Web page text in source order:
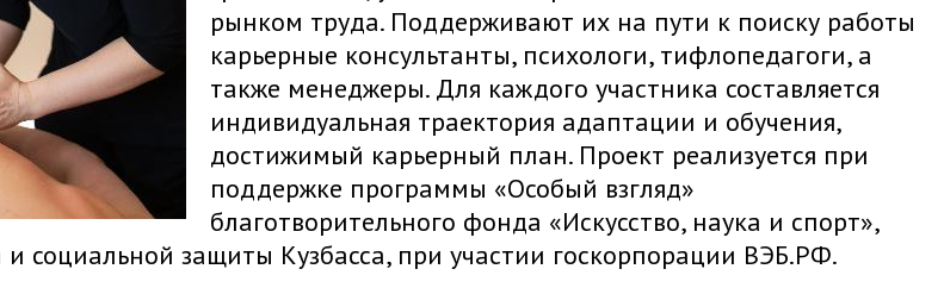
рынком труда. Поддерживают их на пути к поиску работы
карьерные консультанты, психологи, тифлопедагоги, а
также менеджеры. Для каждого участника составляется
индивидуальная траектория адаптации и обучения,
достижимый карьерный план. Проект реализуется при
поддержке программы «Особый взгляд»
благотворительного фонда «Искусство, наука и спорт»,
социальной защиты Кузбасса, при участии госкорпорации ВЭБ.РФ.